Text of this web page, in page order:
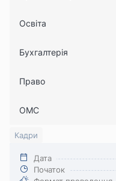
Освіта
Бухгалтерія
Право
ОМС
Відомість про
технічний
засобів і
13233 751
Кадри
Дата
Початок